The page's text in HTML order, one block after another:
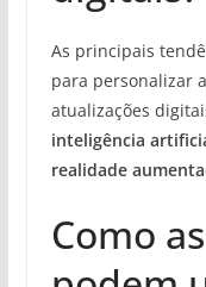
As principais
para personalizar
atualizações
inteligência
realidade
Como